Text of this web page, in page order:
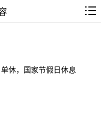
休，国家节假日休息